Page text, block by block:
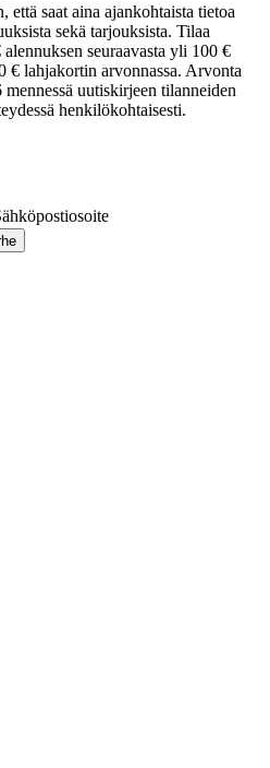
että saat aina ajankohtaista tietoa
sekä tarjouksista. Tilaa
seuraavasta yli 100 €
€ lahjakortin arvonnassa. Arvonta
uutiskirjeen tilanneiden
henkilökohtaisesti.